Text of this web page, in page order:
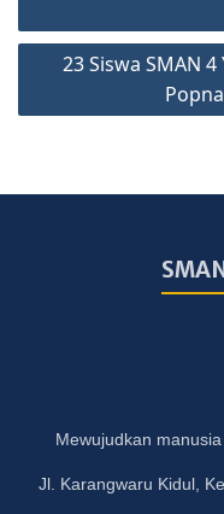
23 Siswa SMAN
Mewujudkan
Jl. Karangwaru Kidul,